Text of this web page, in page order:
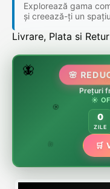
Explorează gama
și creează-ți un
Livrare, Plata si Retur
🌸
🌷
🦋 🌸
Prețuri
☀️
0
ZILE
🛒